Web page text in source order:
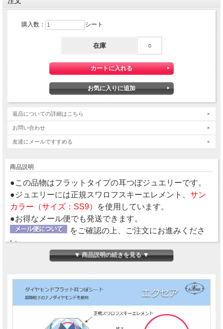
購入数： シート
在庫 ○
返品についての詳細はこちら
お問い合わせ
友達にメールですすめる
商品説明
●この品物はフラットタイプの耳つぼジュエリーです。
●ジュエリーには正規スワロフスキーエレメント、 サン
カラー（サイズ：SS9）
を使用しています。
●お得なメール便でも発送できます。
をご確認の上、ご注文にお進みくださ
い。
【ダイヤモンドの微弱電流】
エクセアは、肌に触れた瞬間から微弱電流を流し始め耳
つぼを優しく刺激するフラットタイプの耳つぼシートで
す。耳つぼに直接あたるパッド部分に、電位（電圧）を
持った特別なナノダイヤモンドを使用しています。
▼ 商品説明の続きを見る ▼